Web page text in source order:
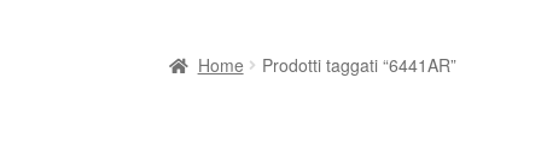
Home Prodotti taggati “6441AR”